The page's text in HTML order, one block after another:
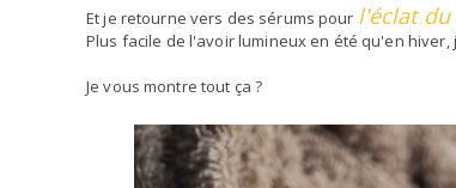
Et je retourne vers des sérums pour l'éclat
Plus facile de l'avoir lumineux en été qu'en
Je vous montre tout ça ?